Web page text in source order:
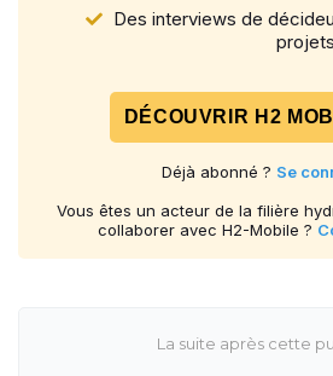
Des interviews de
projets
DÉCOUVRIR H2
Déjà abonné ? Se
Vous êtes un acteur de la filière
collaborer avec H2-Mobile ?